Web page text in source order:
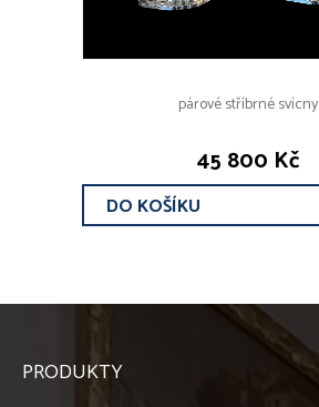
párové stříbrné svícny
45 800 Kč
DO KOŠÍKU
PRODUKTY